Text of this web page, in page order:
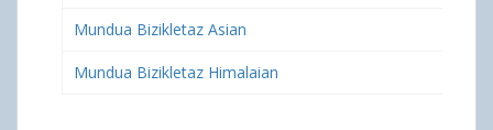
Mundua Bizikletaz Asian
Mundua Bizikletaz Himalaian